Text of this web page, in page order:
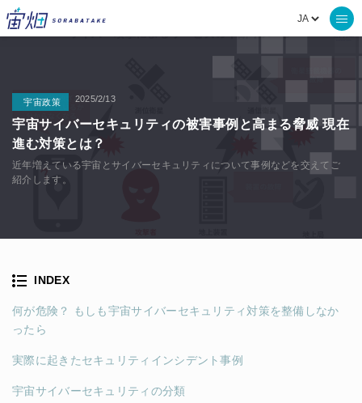
宇宙政策 2025/2/13
宇宙サイバーセキュリティの被害事例と高まる脅威 現在
進む対策とは？
近年増えている宇宙とサイバーセキュリティについて事例などを交えてご
紹介します。
INDEX
何が危険？ もしも宇宙サイバーセキュリティ対策を整備しなか
ったら
実際に起きたセキュリティインシデント事例
宇宙サイバーセキュリティの分類